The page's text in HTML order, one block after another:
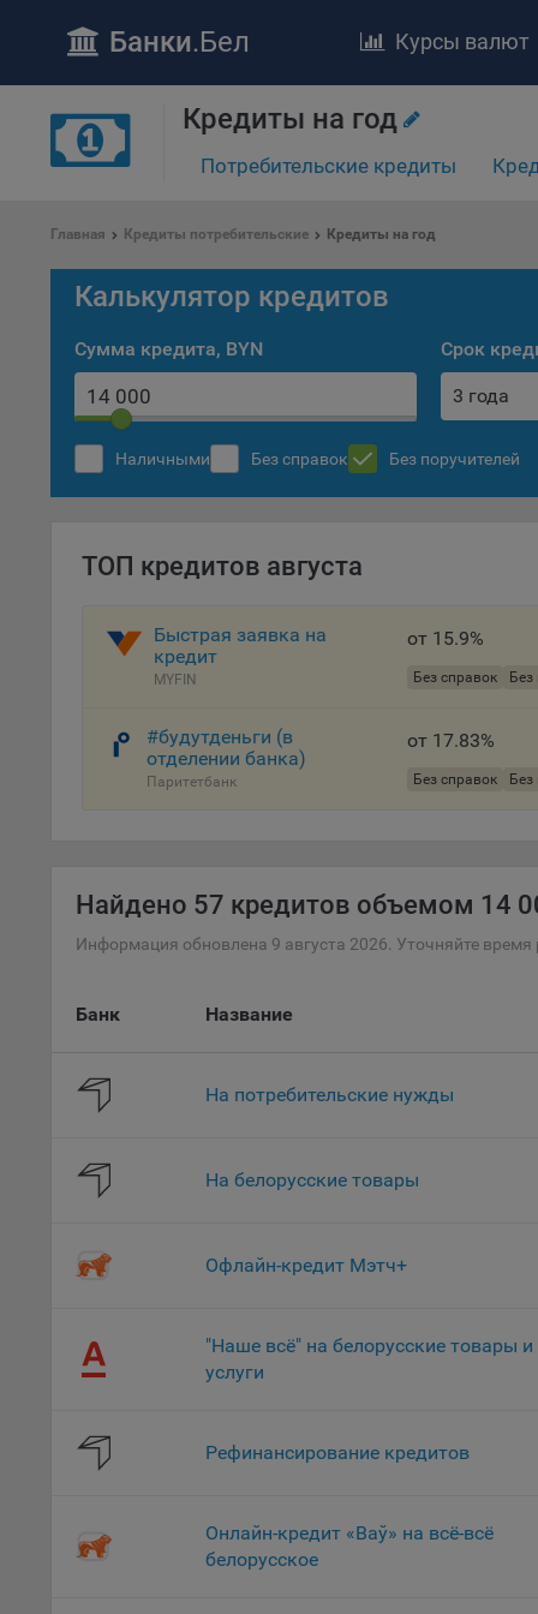
На
Банки.Бел Курсы валют
Кредиты на год
Потребительские кредиты
Главная Кредиты потребительские Кредиты на год
Калькулятор кредитов
Сумма кредита, BYN Срок
3 года
Наличными Без справок Без поручителей
ТОП кредитов августа
Быстрая заявка на
кредит
MYFIN
от 15.9%
Без справок Без
#будутденьги (в
отделении банка)
Паритетбанк
от 17.83%
Без справок Без
Найдено 57 кредитов объемом 14
Информация обновлена 9 августа 2026. Уточняйте время
Банк Название
На потребительские нужды
На белорусские товары
Офлайн-кредит Мэтч+
"Наше всё" на белорусские товары и
услуги
Рефинансирование кредитов
Онлайн-кредит «Ваў» на всё-всё
белорусское